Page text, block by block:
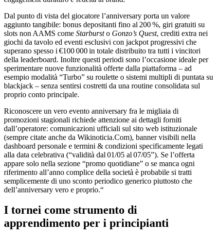
Dal punto di vista del giocatore l’anniversary porta un valore
aggiunto tangibile: bonus depositanti fino al 200 %, giri gratuiti su
slots non AAMS come Starbursto Gonzo’s Quest, crediti extra nei
giochi da tavolo ed eventi esclusivi con jackpot progressivi che
superano spesso i €100 000 in totale distribuito tra tutti i vincitori
della leaderboard. Inoltre questi periodi sono l’occasione ideale per
sperimentare nuove funzionalità offerte dalla piattaforma – ad
esempio modalità “Turbo” su roulette o sistemi multipli di puntata su
blackjack – senza sentirsi costretti da una routine consolidata sul
proprio conto principale.
Riconoscere un vero evento anniversary fra le migliaia di
promozioni stagionali richiede attenzione ai dettagli forniti
dall’operatore: comunicazioni ufficiali sul sito web istituzionale
(sempre citate anche da Wikinoticia.Com), banner visibili nella
dashboard personale e termini & condizioni specificamente legati
alla data celebrativa (“validità dal 01/05 al 07/05”). Se l’offerta
appare solo nella sezione “promo quotidiane” o se manca ogni
riferimento all’anno complice della società è probabile si tratti
semplicemente di uno sconto periodico generico piuttosto che
dell’anniversary vero e proprio.“
I tornei come strumento di
apprendimento per i principianti